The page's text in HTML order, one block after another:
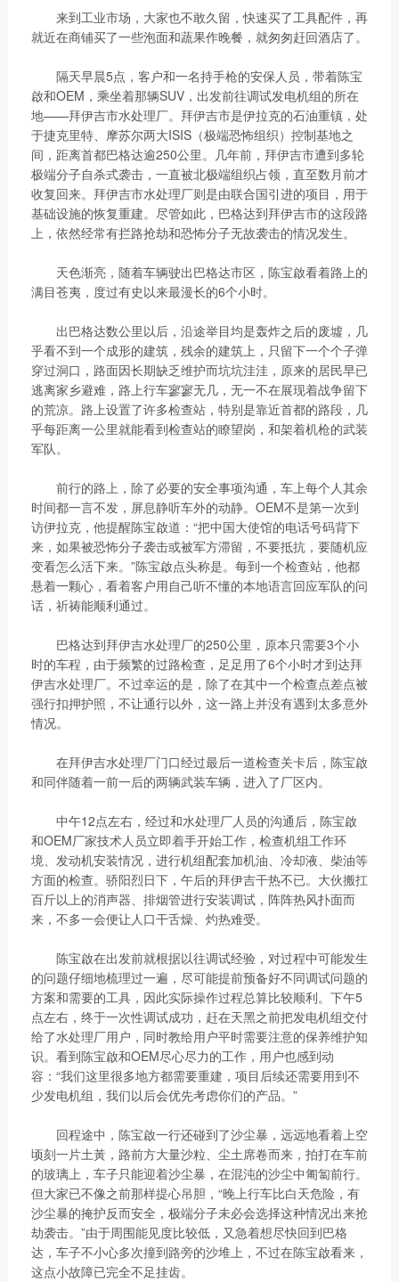
来到工业市场，大家也不敢久留，快速买了工具配件，再
就近在商铺买了一些泡面和蔬果作晚餐，就匆匆赶回酒店了。
隔天早晨5点，客户和一名持手枪的安保人员，带着陈宝
啟和OEM，乘坐着那辆SUV，出发前往调试发电机组的所在
地——拜伊吉市水处理厂。拜伊吉市是伊拉克的石油重镇，处
于捷克里特、摩苏尔两大ISIS（极端恐怖组织）控制基地之
间，距离首都巴格达逾250公里。几年前，拜伊吉市遭到多轮
极端分子自杀式袭击，一直被北极端组织占领，直至数月前才
收复回来。拜伊吉市水处理厂则是由联合国引进的项目，用于
基础设施的恢复重建。尽管如此，巴格达到拜伊吉市的这段路
上，依然经常有拦路抢劫和恐怖分子无故袭击的情况发生。
天色渐亮，随着车辆驶出巴格达市区，陈宝啟看着路上的
满目苍夷，度过有史以来最漫长的6个小时。
出巴格达数公里以后，沿途举目均是轰炸之后的废墟，几
乎看不到一个成形的建筑，残余的建筑上，只留下一个个子弹
穿过洞口，路面因长期缺乏维护而坑坑洼洼，原来的居民早已
逃离家乡避难，路上行车寥寥无几，无一不在展现着战争留下
的荒凉。路上设置了许多检查站，特别是靠近首都的路段，几
乎每距离一公里就能看到检查站的瞭望岗，和架着机枪的武装
军队。
前行的路上，除了必要的安全事项沟通，车上每个人其余
时间都一言不发，屏息静听车外的动静。OEM不是第一次到
访伊拉克，他提醒陈宝啟道：“把中国大使馆的电话号码背下
来，如果被恐怖分子袭击或被军方滞留，不要抵抗，要随机应
变看怎么活下来。”陈宝啟点头称是。每到一个检查站，他都
悬着一颗心，看着客户用自己听不懂的本地语言回应军队的问
话，祈祷能顺利通过。
巴格达到拜伊吉水处理厂的250公里，原本只需要3个小
时的车程，由于频繁的过路检查，足足用了6个小时才到达拜
伊吉水处理厂。不过幸运的是，除了在其中一个检查点差点被
强行扣押护照，不让通行以外，这一路上并没有遇到太多意外
情况。
在拜伊吉水处理厂门口经过最后一道检查关卡后，陈宝啟
和同伴随着一前一后的两辆武装车辆，进入了厂区内。
中午12点左右，经过和水处理厂人员的沟通后，陈宝啟
和OEM厂家技术人员立即着手开始工作，检查机组工作环
境、发动机安装情况，进行机组配套加机油、冷却液、柴油等
方面的检查。骄阳烈日下，午后的拜伊吉干热不已。大伙搬扛
百斤以上的消声器、排烟管进行安装调试，阵阵热风扑面而
来，不多一会便让人口干舌燥、灼热难受。
陈宝啟在出发前就根据以往调试经验，对过程中可能发生
的问题仔细地梳理过一遍，尽可能提前预备好不同调试问题的
方案和需要的工具，因此实际操作过程总算比较顺利。下午5
点左右，终于一次性调试成功，赶在天黑之前把发电机组交付
给了水处理厂用户，同时教给用户平时需要注意的保养维护知
识。看到陈宝啟和OEM尽心尽力的工作，用户也感到动
容：“我们这里很多地方都需要重建，项目后续还需要用到不
少发电机组，我们以后会优先考虑你们的产品。”
回程途中，陈宝啟一行还碰到了沙尘暴，远远地看着上空
顷刻一片土黃，路前方大量沙粒、尘土席卷而来，拍打在车前
的玻璃上，车子只能迎着沙尘暴，在混沌的沙尘中匍匐前行。
但大家已不像之前那样提心吊胆，“晚上行车比白天危险，有
沙尘暴的掩护反而安全，极端分子未必会选择这种情况出来抢
劫袭击。”由于周围能见度比较低，又急着想尽快回到巴格
达，车子不小心多次撞到路旁的沙堆上，不过在陈宝啟看来，
这点小故障已完全不足挂齿。